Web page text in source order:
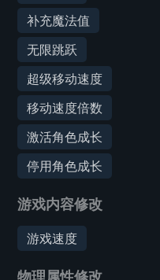
补充魔法值
无限跳跃
超级移动速度
移动速度倍数
激活角色成长
停用角色成长
游戏内容修改
游戏速度
物理属性修改